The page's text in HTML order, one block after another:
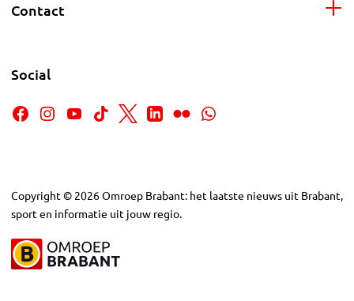
Contact
Social
Copyright © 2026Omroep Brabant: het laatste nieuws uit Brabant,
sport en informatie uit jouw regio.